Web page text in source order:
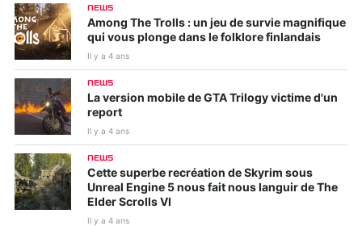
NEWS
Among The Trolls : un jeu de survie magnifique
qui vous plonge dans le folklore finlandais
Il y a 4 ans
NEWS
La version mobile de GTA Trilogy victime d'un
report
Il y a 4 ans
NEWS
Cette superbe recréation de Skyrim sous
Unreal Engine 5 nous fait nous languir de The
Elder Scrolls VI
Il y a 4 ans